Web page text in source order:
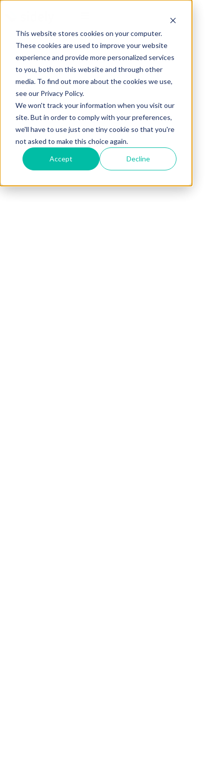
This website stores cookies on your computer.
These cookies are used to improve your website
experience and provide more personalized services
to you, both on this website and through other
media. To find out more about the cookies we use,
see our Privacy Policy.
We won't track your information when you visit our
site. But in order to comply with your preferences,
we'll have to use just one tiny cookie so that you're
not asked to make this choice again.
Accept Decline